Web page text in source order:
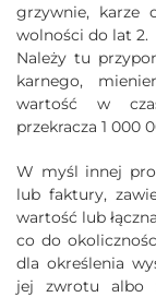
grzywnie, karze
wolności do lat 2.
Należy tu
karnego,
wartość w
przekracza 1 000
W myśl innej
lub faktury,
wartość lub
co do
dla określenia
jej zwrotu albo